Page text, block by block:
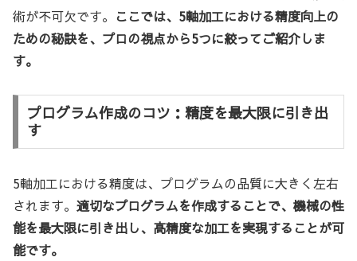
術が不可欠です。 ここでは、5軸加工における精度向上の
ための秘訣を、プロの視点から5つに絞ってご紹介しま
す。
プログラム作成のコツ：精度を最大限に引き出
す
5軸加工における精度は、プログラムの品質に大きく左右
されます。 適切なプログラムを作成することで、機械の性
能を最大限に引き出し、高精度な加工を実現することが可
能です。